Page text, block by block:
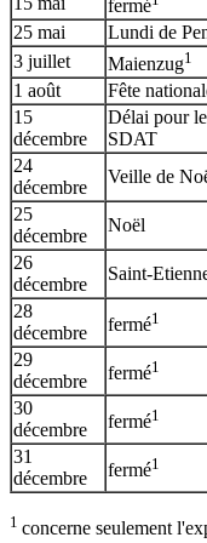
fermé
25 mai
Lundi de
3 juillet
Maienzug1
1 août
Fête
15
décembre
Délai pour
SDAT
24
décembre
Veille de
25
décembre
Noël
26
décembre
Saint-
28
décembre
fermé1
29
décembre
fermé1
30
décembre
fermé1
31
décembre
fermé1
1 concerne seulement